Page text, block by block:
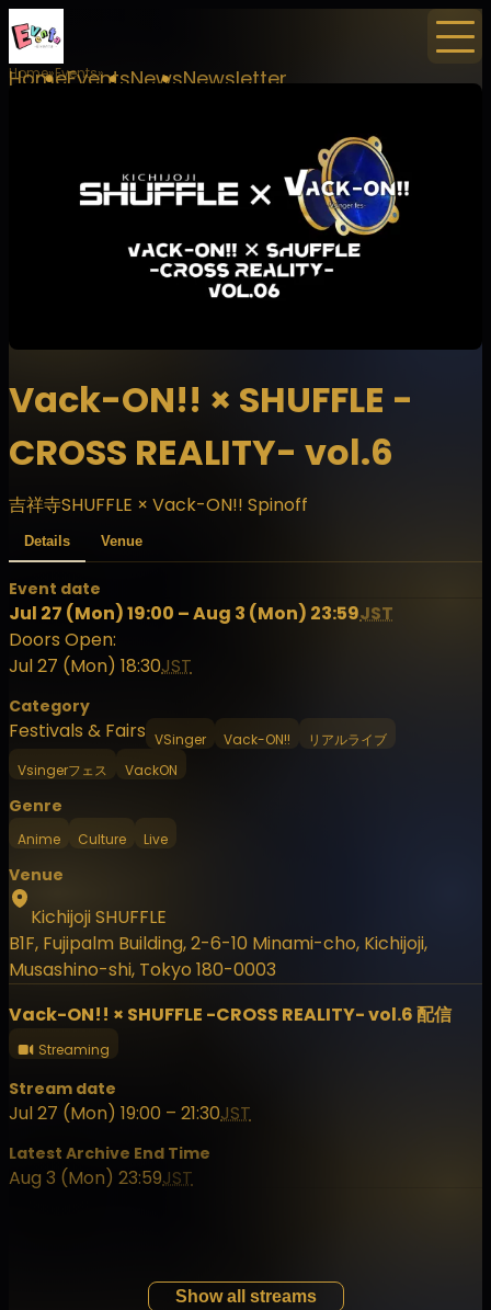
HomeEventsNewsNewsletter
Home Events
Vack-ON!! × SHUFFLE -
CROSS REALITY- vol.6
吉祥寺SHUFFLE × Vack-ON!! Spinoff
Details Venue
Event date
Jul 27 (Mon) 19:00 – Aug 3 (Mon) 23:59JST
Doors Open:
Jul 27 (Mon) 18:30JST
Category
Festivals & Fairs VSinger Vack-ON!!
リアルライブ
Vsingerフェス
VackON
Genre
Anime Culture Live
Venue
Kichijoji SHUFFLE
B1F, Fujipalm Building, 2-6-10 Minami-cho, Kichijoji,
Musashino-shi, Tokyo 180-0003
Vack-ON!! × SHUFFLE -CROSS REALITY- vol.6 配信
Streaming
Stream date
Jul 27 (Mon) 19:00 – 21:30JST
Latest Archive End Time
Aug 3 (Mon) 23:59JST
Show all streams